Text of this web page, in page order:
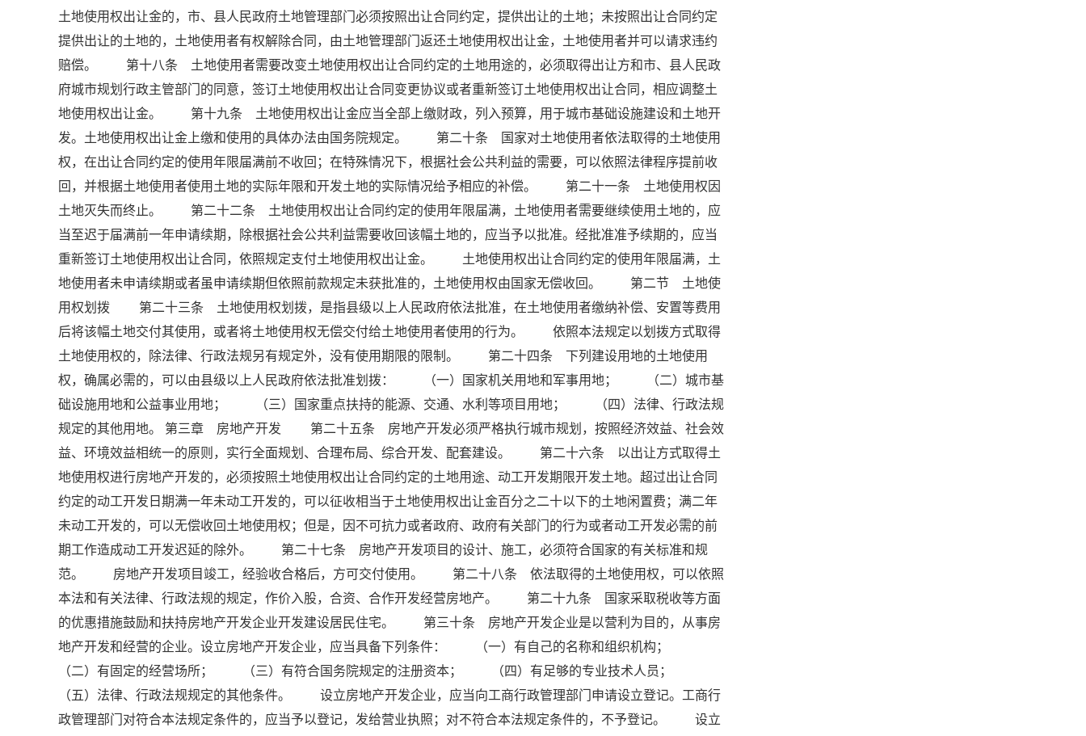
土地使用权出让金的，市、县人民政府土地管理部门必须按照出让合同约定，提供出让的土地；未按照出让合同约定
提供出让的土地的，土地使用者有权解除合同，由土地管理部门返还土地使用权出让金，土地使用者并可以请求违约
赔偿。 第十八条 土地使用者需要改变土地使用权出让合同约定的土地用途的，必须取得出让方和市、县人民政
府城市规划行政主管部门的同意，签订土地使用权出让合同变更协议或者重新签订土地使用权出让合同，相应调整土
地使用权出让金。 第十九条 土地使用权出让金应当全部上缴财政，列入预算，用于城市基础设施建设和土地开
发。土地使用权出让金上缴和使用的具体办法由国务院规定。 第二十条 国家对土地使用者依法取得的土地使用
权，在出让合同约定的使用年限届满前不收回；在特殊情况下，根据社会公共利益的需要，可以依照法律程序提前收
回，并根据土地使用者使用土地的实际年限和开发土地的实际情况给予相应的补偿。 第二十一条 土地使用权因
土地灭失而终止。 第二十二条 土地使用权出让合同约定的使用年限届满，土地使用者需要继续使用土地的，应
当至迟于届满前一年申请续期，除根据社会公共利益需要收回该幅土地的，应当予以批准。经批准准予续期的，应当
重新签订土地使用权出让合同，依照规定支付土地使用权出让金。 土地使用权出让合同约定的使用年限届满，土
地使用者未申请续期或者虽申请续期但依照前款规定未获批准的，土地使用权由国家无偿收回。 第二节 土地使
用权划拨 第二十三条 土地使用权划拨，是指县级以上人民政府依法批准，在土地使用者缴纳补偿、安置等费用
后将该幅土地交付其使用，或者将土地使用权无偿交付给土地使用者使用的行为。 依照本法规定以划拨方式取得
土地使用权的，除法律、行政法规另有规定外，没有使用期限的限制。 第二十四条 下列建设用地的土地使用
权，确属必需的，可以由县级以上人民政府依法批准划拨： （一）国家机关用地和军事用地； （二）城市基
础设施用地和公益事业用地； （三）国家重点扶持的能源、交通、水利等项目用地； （四）法律、行政法规
规定的其他用地。 第三章 房地产开发 第二十五条 房地产开发必须严格执行城市规划，按照经济效益、社会效
益、环境效益相统一的原则，实行全面规划、合理布局、综合开发、配套建设。 第二十六条 以出让方式取得土
地使用权进行房地产开发的，必须按照土地使用权出让合同约定的土地用途、动工开发期限开发土地。超过出让合同
约定的动工开发日期满一年未动工开发的，可以征收相当于土地使用权出让金百分之二十以下的土地闲置费；满二年
未动工开发的，可以无偿收回土地使用权；但是，因不可抗力或者政府、政府有关部门的行为或者动工开发必需的前
期工作造成动工开发迟延的除外。 第二十七条 房地产开发项目的设计、施工，必须符合国家的有关标准和规
范。 房地产开发项目竣工，经验收合格后，方可交付使用。 第二十八条 依法取得的土地使用权，可以依照
本法和有关法律、行政法规的规定，作价入股，合资、合作开发经营房地产。 第二十九条 国家采取税收等方面
的优惠措施鼓励和扶持房地产开发企业开发建设居民住宅。 第三十条 房地产开发企业是以营利为目的，从事房
地产开发和经营的企业。设立房地产开发企业，应当具备下列条件： （一）有自己的名称和组织机构；
（二）有固定的经营场所； （三）有符合国务院规定的注册资本； （四）有足够的专业技术人员；
（五）法律、行政法规规定的其他条件。 设立房地产开发企业，应当向工商行政管理部门申请设立登记。工商行
政管理部门对符合本法规定条件的，应当予以登记，发给营业执照；对不符合本法规定条件的，不予登记。 设立